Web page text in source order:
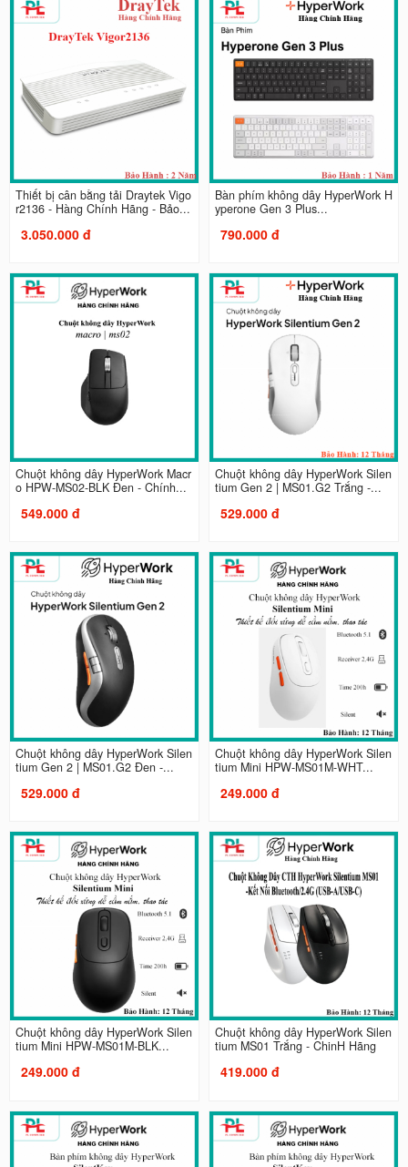
Thiết bị cân bằng tải Draytek Vigo
r2136 - Hàng Chính Hãng - Bảo...
3.050.000 đ
Bàn phím không dây HyperWork H
yperone Gen 3 Plus...
790.000 đ
Chuột không dây HyperWork Macr
o HPW-MS02-BLK Đen - Chính...
549.000 đ
Chuột không dây HyperWork Silen
tium Gen 2 | MS01.G2 Trắng -...
529.000 đ
Chuột không dây HyperWork Silen
tium Gen 2 | MS01.G2 Đen -...
529.000 đ
Chuột không dây HyperWork Silen
tium Mini HPW-MS01M-WHT...
249.000 đ
Chuột không dây HyperWork Silen
tium Mini HPW-MS01M-BLK...
249.000 đ
Chuột không dây HyperWork Silen
tium MS01 Trắng - ChinH Hãng
419.000 đ